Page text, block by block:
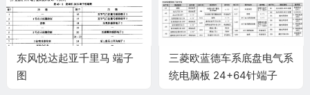
东风悦达起亚千里马 端子
图
三菱欧蓝德车系底盘电气系
统电脑板 24+64针端子